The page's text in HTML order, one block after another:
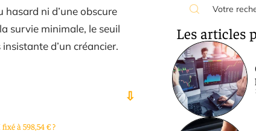
hasard ni d’une obscure
survie minimale, le seuil
d’un créancier.
à 598,54 € ?
Les articles